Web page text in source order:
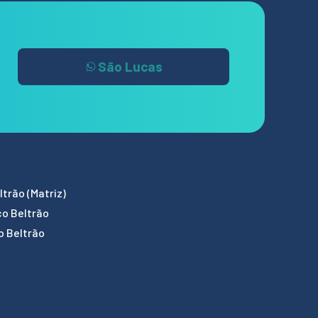
São Lucas
(Matriz)
Beltrão
Beltrão